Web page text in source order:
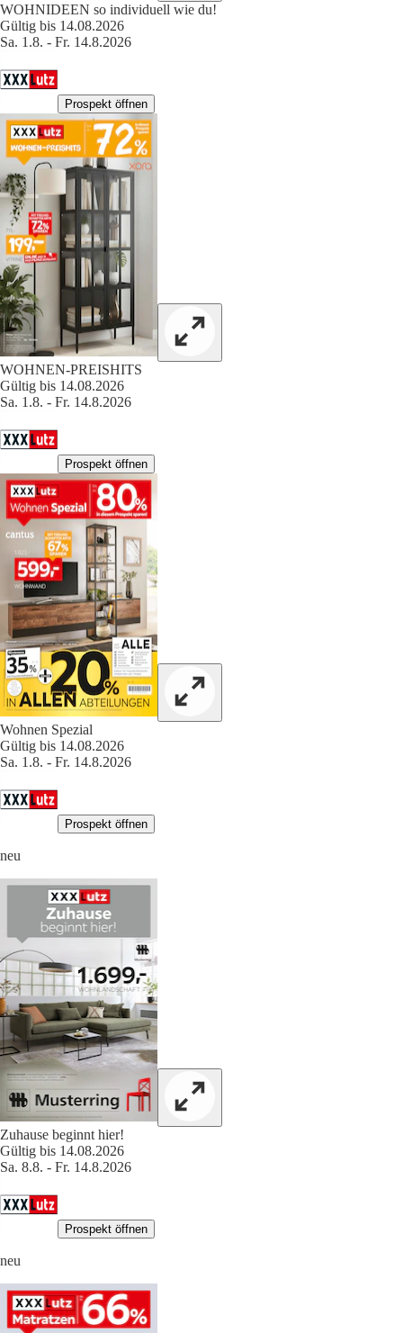
WOHNIDEEN so individuell wie du!
Gültig bis 14.08.2026
Sa. 1.8. - Fr. 14.8.2026
Prospekt öffnen
WOHNEN-PREISHITS
Gültig bis 14.08.2026
Sa. 1.8. - Fr. 14.8.2026
Prospekt öffnen
Wohnen Spezial
Gültig bis 14.08.2026
Sa. 1.8. - Fr. 14.8.2026
Prospekt öffnen
neu
Zuhause beginnt hier!
Gültig bis 14.08.2026
Sa. 8.8. - Fr. 14.8.2026
Prospekt öffnen
neu